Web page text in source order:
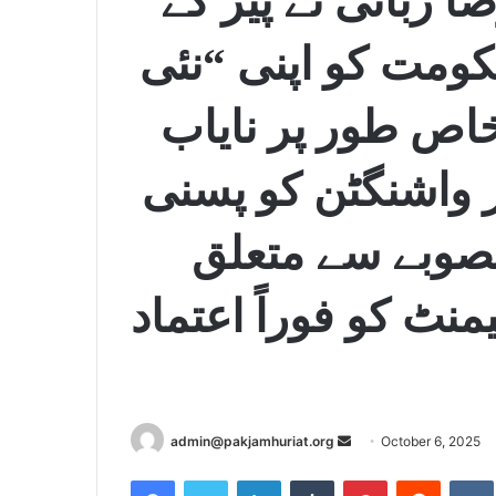
کو اپنی “نئی
طور پر نایاب
واشنگٹن کو پسنی
سے متعلق
کو فوراً اعتماد
admin@pakjamhuriat.org October 6, 2025